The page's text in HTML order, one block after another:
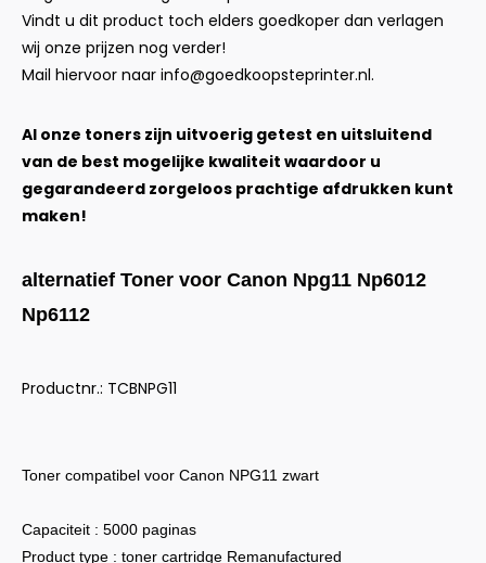
Vindt u dit product toch elders goedkoper dan verlagen
wij onze prijzen nog verder!
Mail hiervoor naar info@goedkoopsteprinter.nl.
Al onze toners zijn uitvoerig getest en uitsluitend
van de best mogelijke kwaliteit waardoor u
gegarandeerd zorgeloos prachtige afdrukken kunt
maken!
alternatief Toner voor Canon Npg11 Np6012
Np6112
Productnr.: TCBNPG11
Toner compatibel voor Canon NPG11 zwart
Capaciteit : 5000 paginas
Product type : toner cartridge Remanufactured